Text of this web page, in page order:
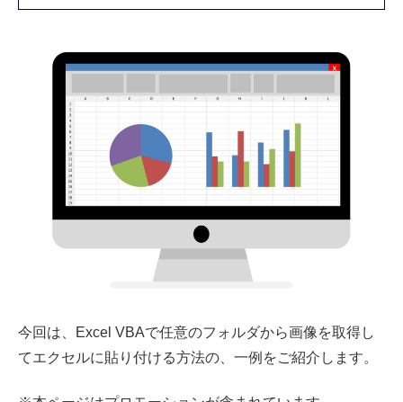
今回は、Excel VBAで任意のフォルダから画像を取得し
てエクセルに貼り付ける方法の、一例をご紹介します。